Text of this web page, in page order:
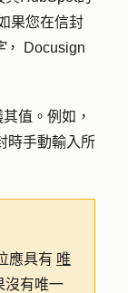
果您在信封
， Docusign
值。例如，
時手動輸入所
應具有 唯
沒有唯一